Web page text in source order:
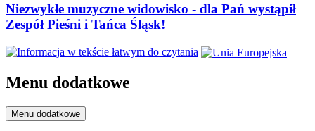
Niezwykłe muzyczne widowisko - dla Pań wystąpił
Zespół Pieśni i Tańca Śląsk!
Menu dodatkowe
Menu dodatkowe